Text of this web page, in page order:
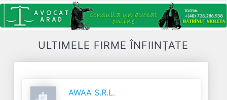
ULTIMELE FIRME ÎNFIINȚATE
AWAA S.R.L.